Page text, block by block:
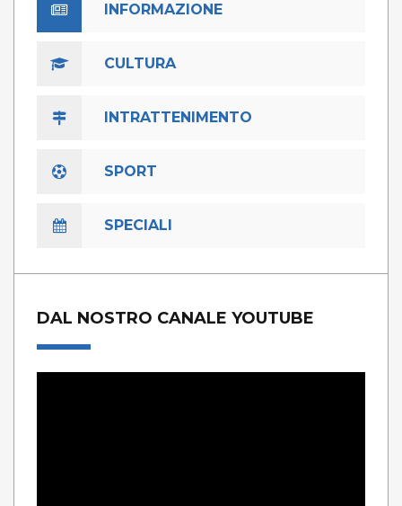
INFORMAZIONE
CULTURA
INTRATTENIMENTO
SPORT
SPECIALI
DAL NOSTRO CANALE YOUTUBE